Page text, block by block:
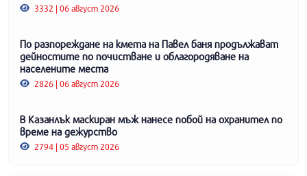
3332 | 06 август 2026
По разпореждане на кмета на Павел баня продължават
дейностите по почистване и облагородяване на
населените места
2826 | 06 август 2026
В Казанлък маскиран мъж нанесе побой на охранител по
време на дежурство
2794 | 05 август 2026